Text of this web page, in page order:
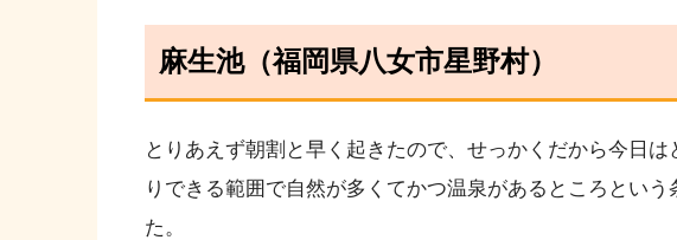
麻生池（福岡県八女市星野村）
とりあえず朝割と早く起きたので、せっかくだから今日
りできる範囲で自然が多くてかつ温泉があるところとい
た。